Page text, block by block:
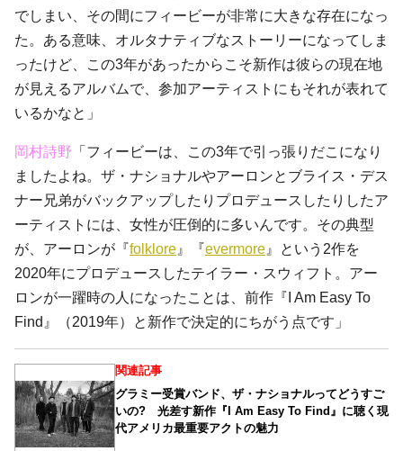
でしまい、その間にフィービーが非常に大きな存在になっ
た。ある意味、オルタナティブなストーリーになってしま
ったけど、この3年があったからこそ新作は彼らの現在地
が見えるアルバムで、参加アーティストにもそれが表れて
いるかなと」
岡村詩野 「フィービーは、この3年で引っ張りだこになり
ましたよね。ザ・ナショナルやアーロンとブライス・デス
ナー兄弟がバックアップしたりプロデュースしたりしたア
ーティストには、女性が圧倒的に多いんです。その典型
が、アーロンが『folklore 』『evermore 』という2作を
2020年にプロデュースしたテイラー・スウィフト。アー
ロンが一躍時の人になったことは、前作『I Am Easy To
Find』（2019年）と新作で決定的にちがう点です」
関連記事
グラミー受賞バンド、ザ・ナショナルってどうすご
いの? 光差す新作『I Am Easy To Find』に聴く現
代アメリカ最重要アクトの魅力